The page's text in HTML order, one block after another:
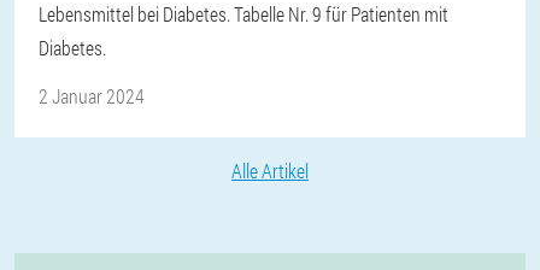
Lebensmittel bei Diabetes. Tabelle Nr. 9 für Patienten mit
Diabetes.
2 Januar 2024
Alle Artikel